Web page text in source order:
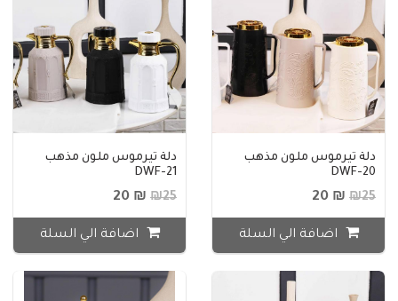
دلة تيرموس ملون مذهب
DWF-20
₪25
₪ 20
اضافة الي السلة
دلة تيرموس ملون مذهب
DWF-21
₪25
₪ 20
اضافة الي السلة